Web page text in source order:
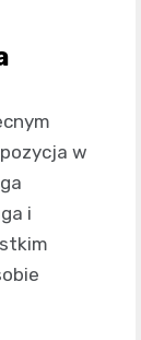
w
i